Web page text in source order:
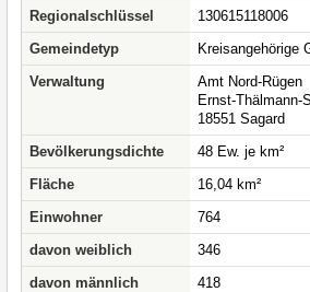
Regionalschlüssel
130615118006
Gemeindetyp
Kreisangehörige
Verwaltung
Amt Nord-Rügen
Ernst-Thälmann-
18551 Sagard
Bevölkerungsdichte
48 Ew. je km²
Fläche
16,04 km²
Einwohner
764
davon weiblich
346
davon männlich
418